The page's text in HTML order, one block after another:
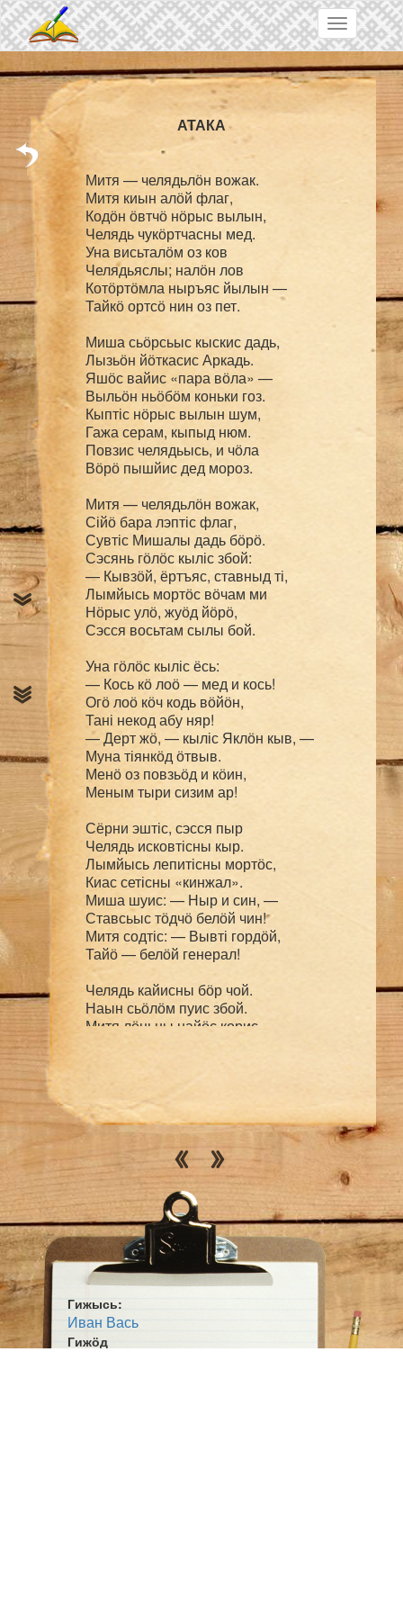
Skip to main content
Toggle
navigation
Митя — челядьлӧн вожак.
Митя киын алӧй флаг,
Кодӧн ӧвтчӧ нӧрыс вылын,
Челядь чукӧртчасны мед.
Уна висьталӧм оз ков
Челядьяслы; налӧн лов
Котӧртӧмла ныръяс йылын —
Тайкӧ ортсӧ нин оз пет.
Миша сьӧрсьыс кыскис дадь,
Лызьӧн йӧткасис Аркадь.
Яшӧс вайис «пара вӧла» —
Выльӧн ньӧбӧм коньки гоз.
Кыптіс нӧрыс вылын шум,
Гажа серам, кыпыд нюм.
Повзис челядьысь, и чӧла
Вӧрӧ пышйис дед мороз.
Митя — челядьлӧн вожак,
Сійӧ бара лэптіс флаг,
Сувтіс Мишалы дадь бӧрӧ.
Сэсянь гӧлӧс кыліс збой:
— Кывзӧй, ёртъяс, ставныд ті,
Лымйысь мортӧс вӧчам ми
Нӧрыс улӧ, жуӧд йӧрӧ,
Сэсся восьтам сылы бой.
Уна гӧлӧс кыліс ёсь:
— Кось кӧ лоӧ — мед и кось!
Огӧ лоӧ кӧч кодь вӧйӧн,
Тані некод абу няр!
— Дерт жӧ, — кыліс Яклӧн кыв, —
Муна тіянкӧд ӧтвыв.
Менӧ оз повзьӧд и кӧин,
Меным тыри сизим ар!
Сёрни эштіс, сэсся пыр
Челядь исковтісны кыр.
Лымйысь лепитісны мортӧс,
Киас сетісны «кинжал».
Миша шуис: — Ныр и син, —
Ставсьыс тӧдчӧ белӧй чин!
Митя содтіс: — Вывті гордӧй,
Тайӧ — белӧй генерал!
Челядь кайисны бӧр чой.
Наын сьӧлӧм пуис збой.
Митя лӧньны найӧс корис,
Сюран — он во миян дорӧ,
Врагыд ловйӧн оз видз час.
Гӧра вывсянь, кыдзи ньӧв,
Миша лэбис. Быдӧн чӧв
Кутіс дасьтыны оружье,
Враглы паныд мунны мед:
Пищаль пыдди — кузьджык радз,
Бомба пыдди — лымйысь мач,
Пушка пыдди — ыджыд вужля, —
Залпӧн пырысь-пыр кӧть сет.
Здук мӧд прӧйдитіс, и вот
Кутіс чукӧртчыны «взвод».
Командирлы шуис Якӧ,
Гижысь:
Иван Вась
Гижӧд